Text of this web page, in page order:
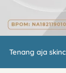
Tenang aja